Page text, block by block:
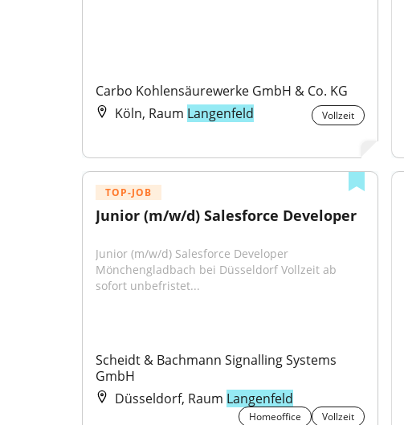
Carbo Kohlensäurewerke GmbH & Co. KG
Köln, Raum Langenfeld Vollzeit
TOP-JOB
Junior (m/w/d) Salesforce Developer
Junior (m/w/d) Salesforce Developer
Mönchengladbach bei Düsseldorf Vollzeit ab
sofort unbefristet...
Scheidt & Bachmann Signalling Systems
GmbH
Düsseldorf, Raum Langenfeld
Homeoffice Vollzeit